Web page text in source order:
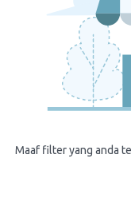
Maaf filter yang anda